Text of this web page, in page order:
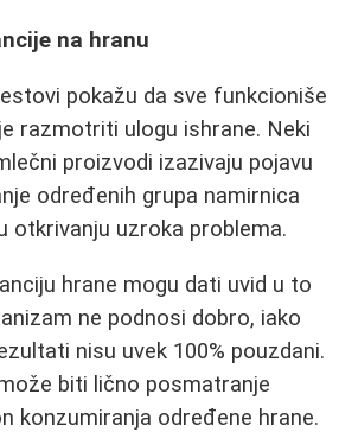
na hranu
pokažu da sve funkcioniše
razmotriti ulogu ishrane. Neki
proizvodi izazivaju pojavu
određenih grupa namirnica
otkrivanju uzroka problema.
hrane mogu dati uvid u to
ne podnosi dobro, iako
nisu uvek 100% pouzdani.
biti lično posmatranje
konzumiranja određene hrane.